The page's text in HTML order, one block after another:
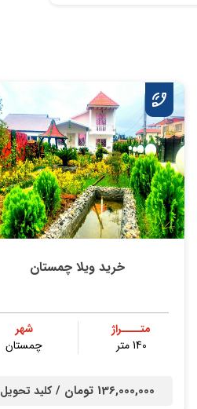
خرید ویلا چمستان
متــــراژ
140 متر
شهر
چمستان
136,000,000 تومان / کلید تحویل